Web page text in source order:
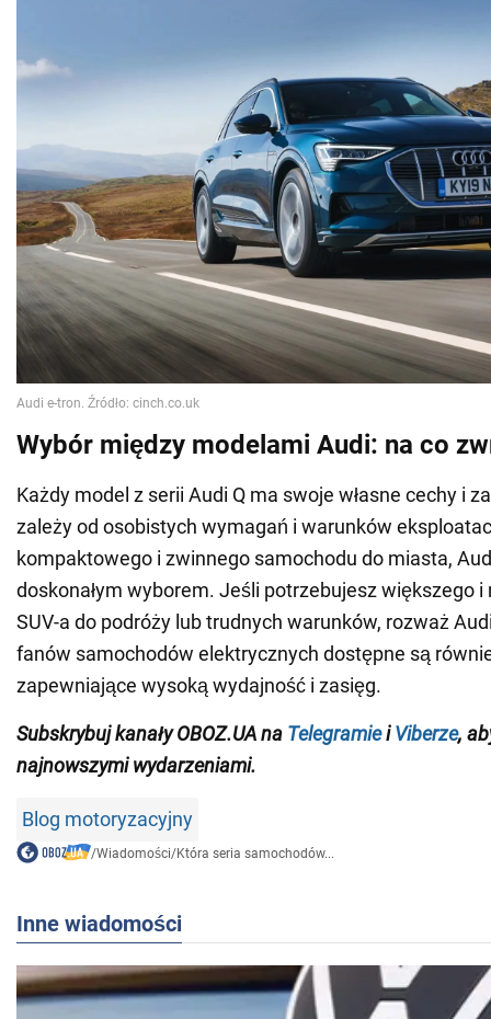
Wybór między modelami Audi: na co
Każdy model z serii Audi Q ma swoje własne cechy i
zależy od osobistych wymagań i warunków
kompaktowego i zwinnego samochodu do miasta,
doskonałym wyborem. Jeśli potrzebujesz większego
SUV-a do podróży lub trudnych warunków, rozważ
fanów samochodów elektrycznych dostępne są
zapewniające wysoką wydajność i zasięg.
Subskrybuj kanały OBOZ.UA na TelegramieiViberze,
najnowszymi wydarzeniami.
Blog motoryzacyjny
/Wiadomości/Która seria samochodów...
Inne wiadomości